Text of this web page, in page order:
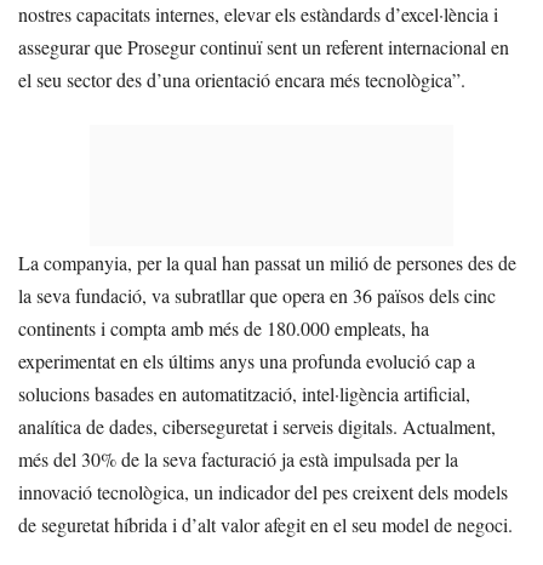
nostres capacitats internes, elevar els estàndards d’excel·lència i
assegurar que Prosegur continuï sent un referent internacional en
el seu sector des d’una orientació encara més tecnològica”.
La companyia, per la qual han passat un milió de persones des de
la seva fundació, va subratllar que opera en 36 països dels cinc
continents i compta amb més de 180.000 empleats, ha
experimentat en els últims anys una profunda evolució cap a
solucions basades en automatització, intel·ligència artificial,
analítica de dades, ciberseguretat i serveis digitals. Actualment,
més del 30% de la seva facturació ja està impulsada per la
innovació tecnològica, un indicador del pes creixent dels models
de seguretat híbrida i d’alt valor afegit en el seu model de negoci.